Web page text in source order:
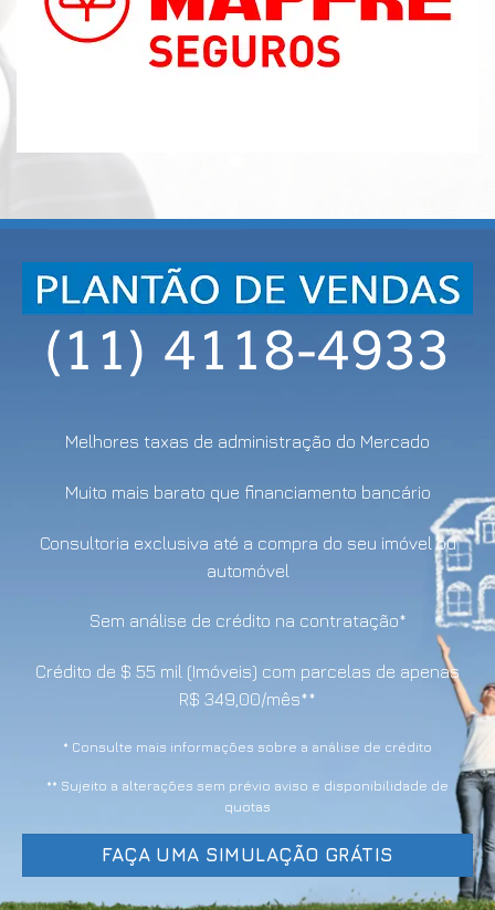
Melhores taxas de administração do Mercado
Muito mais barato que financiamento bancário
Consultoria exclusiva até a compra do seu imóvel ou
automóvel
Sem análise de crédito na contratação*
Crédito de $ 55 mil (Imóveis) com parcelas de apenas
R$ 349,00/mês**
* Consulte mais informações sobre a análise de crédito
** Sujeito a alterações sem prévio aviso e disponibilidade de
quotas
FAÇA UMA SIMULAÇÃO GRÁTIS